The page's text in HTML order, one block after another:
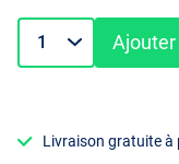
Livraison gratuite à